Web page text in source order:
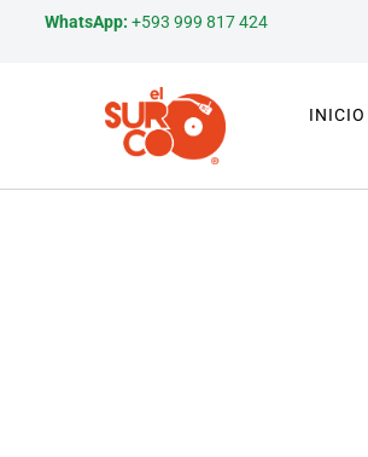
WhatsApp: +593 999 817 424
INICIO